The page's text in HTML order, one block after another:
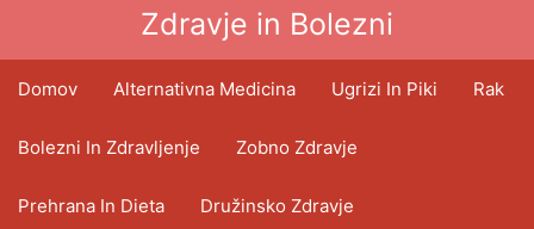
Zdravje in Bolezni
Domov Alternativna Medicina Ugrizi In Piki Rak
Bolezni In Zdravljenje Zobno Zdravje
Prehrana In Dieta Družinsko Zdravje